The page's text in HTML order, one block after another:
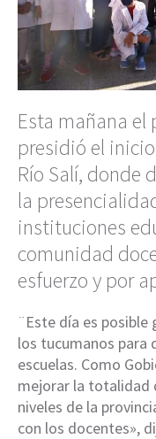
Esta mañana
presidió el
Río Salí, donde
la
instituciones
comunidad
esfuerzo y por
¨Este día es
los tucumanos para
escuelas. Como
mejorar la totalidad
niveles de la
con los docentes»,